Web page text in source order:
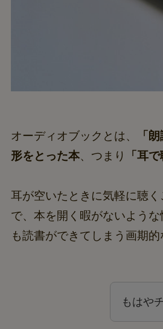
オーディオブックとは、
「
形をとった本、つまり 「耳
耳が空いたときに気軽に聴
で、本を開く暇がないよう
も読書ができてしまう画期的
もはや